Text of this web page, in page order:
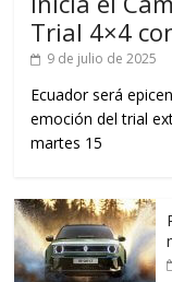
Trial 4×4
9 de julio de 2025
Ecuador será
emoción del trial
martes 15